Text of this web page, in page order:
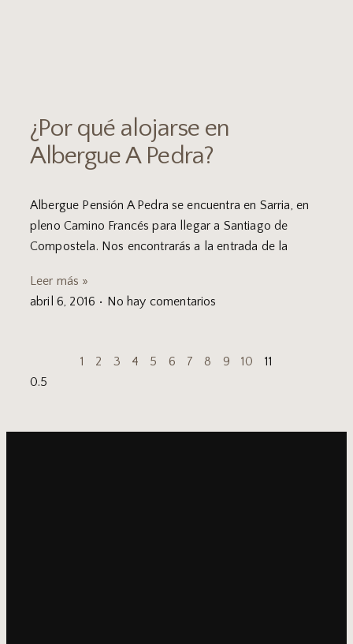
¿Por qué alojarse en
Albergue A Pedra?
Albergue Pensión A Pedra se encuentra en Sarria, en
pleno Camino Francés para llegar a Santiago de
Compostela. Nos encontrarás a la entrada de la
Leer más »
abril 6, 2016
No hay comentarios
1 2 3 4 5 6 7 8 9 10 11